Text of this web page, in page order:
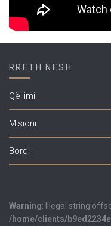
RRETH NESH
Qëllimi
Misioni
Bordi
Warning: Illegal string
/home/clients/